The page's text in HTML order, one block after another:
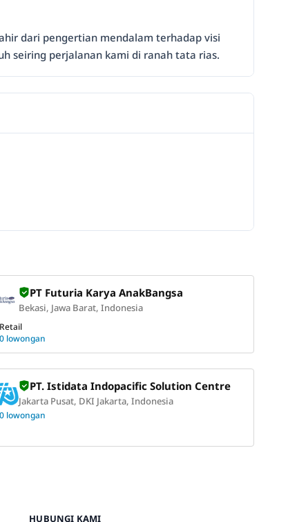
dari pengertian mendalam terhadap visi
seiring perjalanan kami di ranah tata rias.
PT Futuria Karya AnakBangsa
Bekasi, Jawa Barat, Indonesia
Retail
lowongan
PT. Istidata Indopacific Solution Centre
Jakarta Pusat, DKI Jakarta, Indonesia
lowongan
HUBUNGI KAMI